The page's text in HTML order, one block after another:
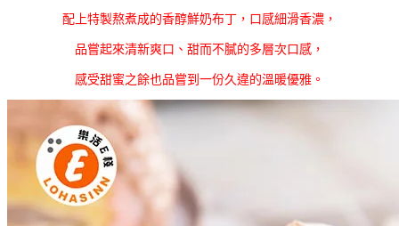
配上特製熬煮成的香醇鮮奶布丁，口感細滑香濃，
品嘗起來清新爽口、甜而不膩的多層次口感，
感受甜蜜之餘也品嘗到一份久違的溫暖優雅。